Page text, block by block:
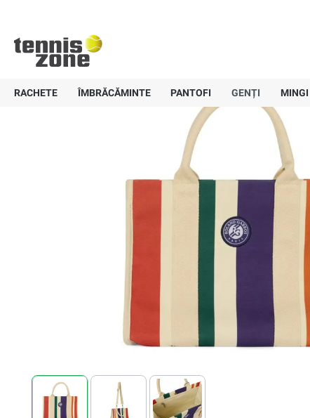
RACHETE ÎMBRĂCĂMINTE PANTOFI GENȚI MINGI
Geantă sport
Roland Garros Stripe - multicolor